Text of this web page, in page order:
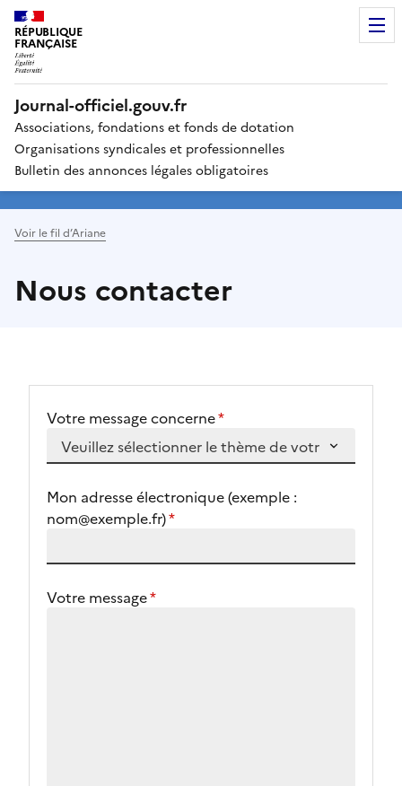
RÉPUBLIQUE
FRANÇAISE
Journal-officiel.gouv.fr
Associations, fondations et fonds de dotation
Organisations syndicales et professionnelles
Bulletin des annonces légales obligatoires
Voir le fil d’Ariane
Nous contacter
Votre message concerne*
Mon adresse électronique (exemple :
nom@exemple.fr)*
Votre message*